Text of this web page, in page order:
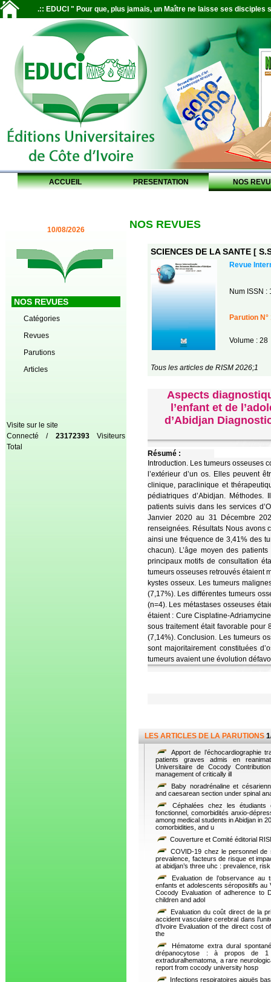
.:: EDUCI " Pour que, plus jamais, un Maître ne laisse ses disciples
ACCUEIL PRESENTATION NOS
10/08/2026
NOS REVUES
Catégories
Revues
Parutions
Articles
Visite sur le site
Connecté / 23172393Visiteurs
Total
NOS REVUES
SCIENCES DE LA SANTE [
Revue
Num ISSN :
Parution N°
Volume : 28
Tous les articles de RISM 2026;1
Aspects
l’enfant et de
d’Abidjan
Résumé :
Introduction. Les tumeurs osseuses
l’extérieur d’un os. Elles peuvent
clinique, paraclinique et
pédiatriques d’Abidjan. Méthodes.
patients suivis dans les services
Janvier 2020 au 31 Décembre
renseignées. Résultats Nous avons
ainsi une fréquence de 3,41% des
chacun). L’âge moyen des
principaux motifs de consultation
tumeurs osseuses retrouvés étaient
kystes osseux. Les tumeurs
(7,17%). Les différentes tumeurs
(n=4). Les métastases osseuses
étaient : Cure Cisplatine-
sous traitement était favorable pour
(7,14%). Conclusion. Les tumeurs
sont majoritairement constituées
tumeurs avaient une évolution
LES ARTICLES DE LA PARUTIONS
Apport de l’échocardiographie
patients graves admis en
Universitaire de Cocody
management of critically ill
Baby noradrénaline et
and caesarean section under spinal
Céphalées chez les
fonctionnel, comorbidités anxio-
among medical students in Abidjan in
comorbidities, and u
Couverture et Comité éditorial
COVID-19 chez le personnel de
prevalence, facteurs de risque et
at abidjan’s three uhc : prevalence,
Evaluation de l’observance
enfants et adolescents séropositifs
Cocody Evaluation of adherence to
children and adol
Evaluation du coût direct de la
accident vasculaire cerebral dans
d’Ivoire Evaluation of the direct cost
the
Hématome extra dural
drépanocytose : à propos de
extraduralhematoma, a rare
report from cocody university hosp
Infections respiratoires aiguës